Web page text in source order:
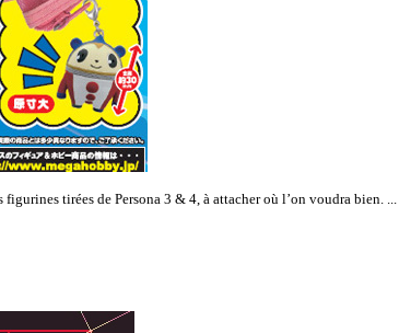
tirées de Persona 3 & 4, à attacher où l’on voudra bien. ...